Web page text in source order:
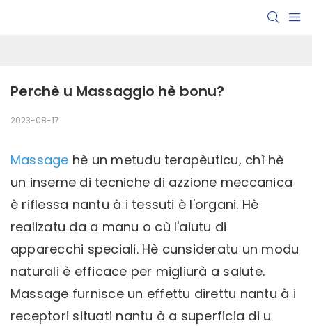
Perchè u Massaggio hè bonu?
2023-08-17
Massage hè un metudu terapèuticu, chì hè
un inseme di tecniche di azzione meccanica
è riflessa nantu à i tessuti è l'organi. Hè
realizatu da a manu o cù l'aiutu di
apparecchi speciali. Hè cunsideratu un modu
naturali è efficace per migliurà a salute.
Massage furnisce un effettu direttu nantu à i
receptori situati nantu à a superficia di u